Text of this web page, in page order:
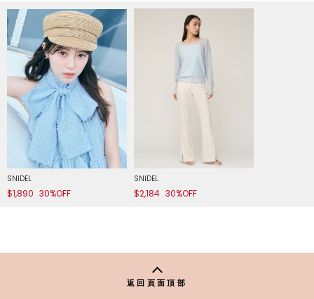
SNIDEL
$1,890 30%OFF
SNIDEL
$2,184 30%OFF
返回頁面頂部